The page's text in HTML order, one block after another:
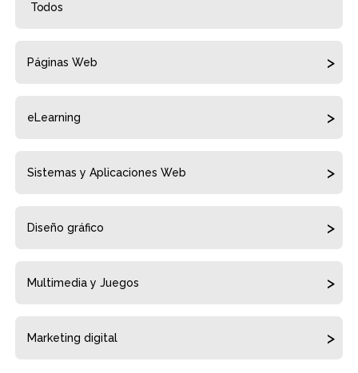
Todos
Páginas Web
eLearning
Sistemas y Aplicaciones Web
Diseño gráfico
Multimedia y Juegos
Marketing digital